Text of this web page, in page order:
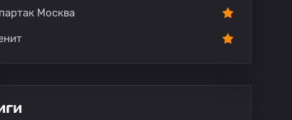
Москва